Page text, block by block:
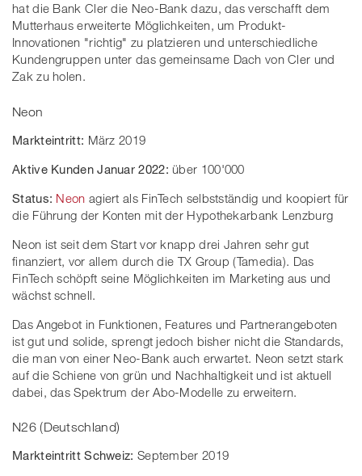
hat die Bank Cler die Neo-Bank dazu, das verschafft dem
Mutterhaus erweiterte Möglichkeiten, um Produkt-
Innovationen "richtig" zu platzieren und unterschiedliche
Kundengruppen unter das gemeinsame Dach von Cler und
Zak zu holen.
Neon
Markteintritt: März 2019
Aktive Kunden Januar 2022: über 100'000
Status: Neon agiert als FinTech selbstständig und koopiert für
die Führung der Konten mit der Hypothekarbank Lenzburg
Neon ist seit dem Start vor knapp drei Jahren sehr gut
finanziert, vor allem durch die TX Group (Tamedia). Das
FinTech schöpft seine Möglichkeiten im Marketing aus und
wächst schnell.
Das Angebot in Funktionen, Features und Partnerangeboten
ist gut und solide, sprengt jedoch bisher nicht die Standards,
die man von einer Neo-Bank auch erwartet. Neon setzt stark
auf die Schiene von grün und Nachhaltigkeit und ist aktuell
dabei, das Spektrum der Abo-Modelle zu erweitern.
N26 (Deutschland)
Markteintritt Schweiz: September 2019